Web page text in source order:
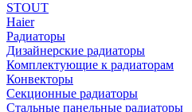
STOUT
Haier
Радиаторы
Дизайнерские радиаторы
Комплектующие к радиаторам
Конвекторы
Секционные радиаторы
Стальные панельные радиаторы